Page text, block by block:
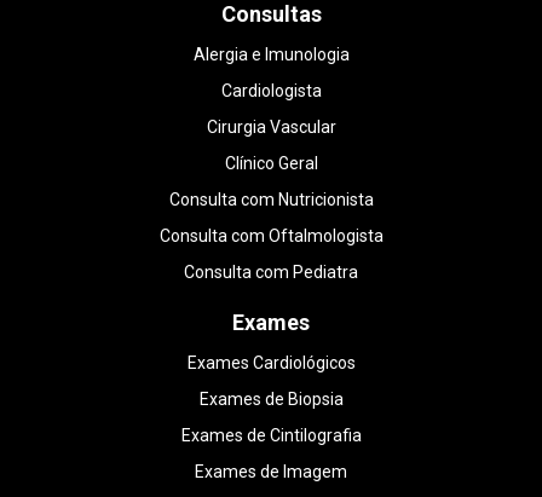
Consultas
Alergia e Imunologia
Cardiologista
Cirurgia Vascular
Clínico Geral
Consulta com Nutricionista
Consulta com Oftalmologista
Consulta com Pediatra
Exames
Exames Cardiológicos
Exames de Biopsia
Exames de Cintilografia
Exames de Imagem